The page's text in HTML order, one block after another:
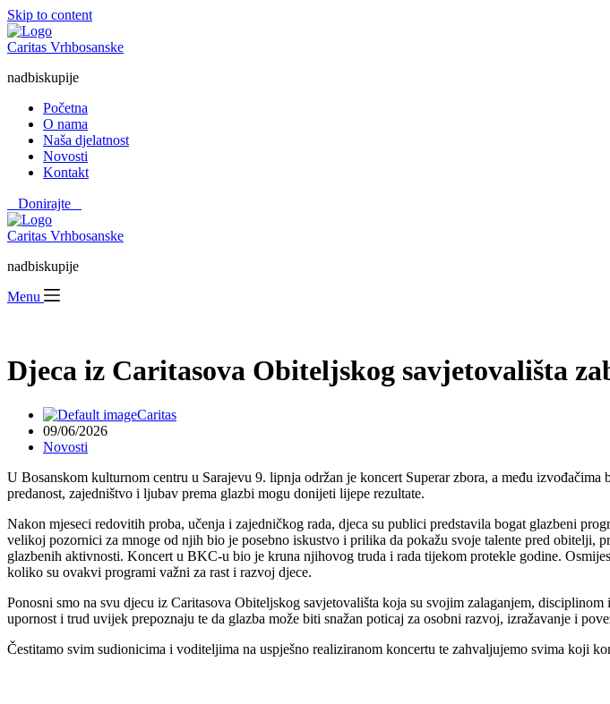
Skip to content
Caritas Vrhbosanske
nadbiskupije
Početna
O nama
Naša djelatnost
Novosti
Kontakt
⠀Donirajte⠀
Caritas Vrhbosanske
nadbiskupije
Menu
Djeca iz Caritasova Obiteljskog savjetovališta
Caritas
09/06/2026
Novosti
U Bosanskom kulturnom centru u Sarajevu 9. lipnja održan je koncert Superar zbora, a među
predanost, zajedništvo i ljubav prema glazbi mogu donijeti lijepe rezultate.
Nakon mjeseci redovitih proba, učenja i zajedničkog rada, djeca su publici predstavila bogat glazbeni
velikoj pozornici za mnoge od njih bio je posebno iskustvo i prilika da pokažu svoje talente pred obitelji,
glazbenih aktivnosti. Koncert u BKC-u bio je kruna njihovog truda i rada tijekom protekle godine.
koliko su ovakvi programi važni za rast i razvoj djece.
Ponosni smo na svu djecu iz Caritasova Obiteljskog savjetovališta koja su svojim zalaganjem,
upornost i trud uvijek prepoznaju te da glazba može biti snažan poticaj za osobni razvoj, izražavanje i
Čestitamo svim sudionicima i voditeljima na uspješno realiziranom koncertu te zahvaljujemo svima koji